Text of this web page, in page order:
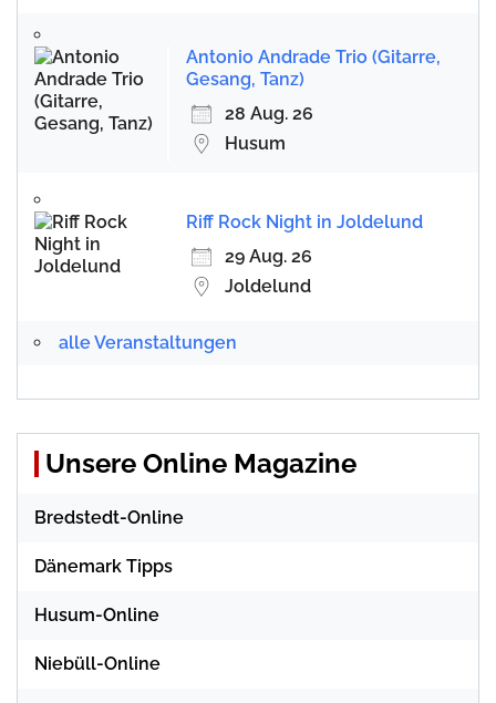
Antonio Andrade Trio (Gitarre,
Gesang, Tanz)
28 Aug. 26
Husum
Riff Rock Night in Joldelund
29 Aug. 26
Joldelund
alle Veranstaltungen
Unsere Online Magazine
Bredstedt-Online
Dänemark Tipps
Husum-Online
Niebüll-Online